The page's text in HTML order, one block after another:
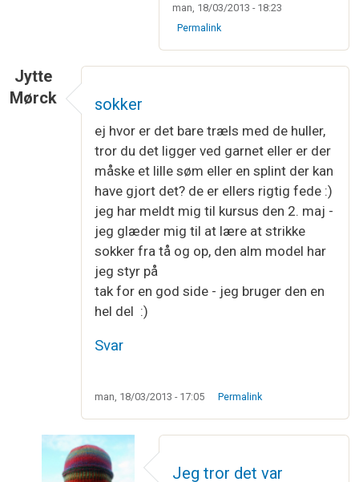
man, 18/03/2013 - 18:23
Permalink
Jytte
Mørck
sokker
ej hvor er det bare træls med de huller,
tror du det ligger ved garnet eller er der
måske et lille søm eller en splint der kan
have gjort det? de er ellers rigtig fede :)
jeg har meldt mig til kursus den 2. maj -
jeg glæder mig til at lære at strikke
sokker fra tå og op, den alm model har
jeg styr på
tak for en god side - jeg bruger den en
hel del :)
Svar
man, 18/03/2013 - 17:05 Permalink
Jeg tror det var